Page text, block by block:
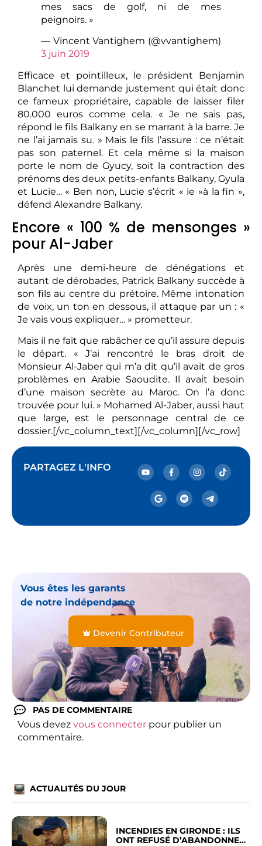
mes sacs de golf, ni de mes
peignoirs. »
— Vincent Vantighem (@vvantighem)
3 juin 2019
Efficace et pointilleux, le président Benjamin
Blanchet lui demande justement qui était donc
ce fameux propriétaire, capable de laisser filer
80.000 euros comme cela. « Je ne sais pas,
répond le fils Balkany en se marrant à la barre. Je
ne l’ai jamais su. » Mais le fils l’assure : ce n’était
pas son paternel. Et cela même si la maison
porte le nom de Gyucy, soit la contraction des
prénoms des deux petits-enfants Balkany, Gyula
et Lucie… « Ben non, Lucie s’écrit « ie »à la fin »,
défend Alexandre Balkany.
Encore « 100 % de mensonges »
pour Al-Jaber
Après une demi-heure de dénégations et
autant de dérobades, Patrick Balkany succède à
son fils au centre du prétoire. Même intonation
de voix, un ton en dessous, il attaque par un : «
Je vais vous expliquer… » prometteur.
Mais il ne fait que rabâcher ce qu’il assure depuis
le départ. « J’ai rencontré le bras droit de
Monsieur Al-Jaber qui m’a dit qu’il avait de gros
problèmes en Arabie Saoudite. Il avait besoin
d’une maison secrète au Maroc. On l’a donc
trouvée pour lui. » Mohamed Al-Jaber, aussi haut
que large, est le personnage central de ce
dossier.[/vc_column_text][/vc_column][/vc_row]
PARTAGEZ L'INFO
Vous êtes les garants
de notre indépendance
Devenir Contributeur
PAS DE COMMENTAIRE
Vous devez vous connecter pour publier un
commentaire.
ACTUALITÉS DU JOUR
INCENDIES EN GIRONDE : ILS
ONT REFUSÉ D’ABANDONNER